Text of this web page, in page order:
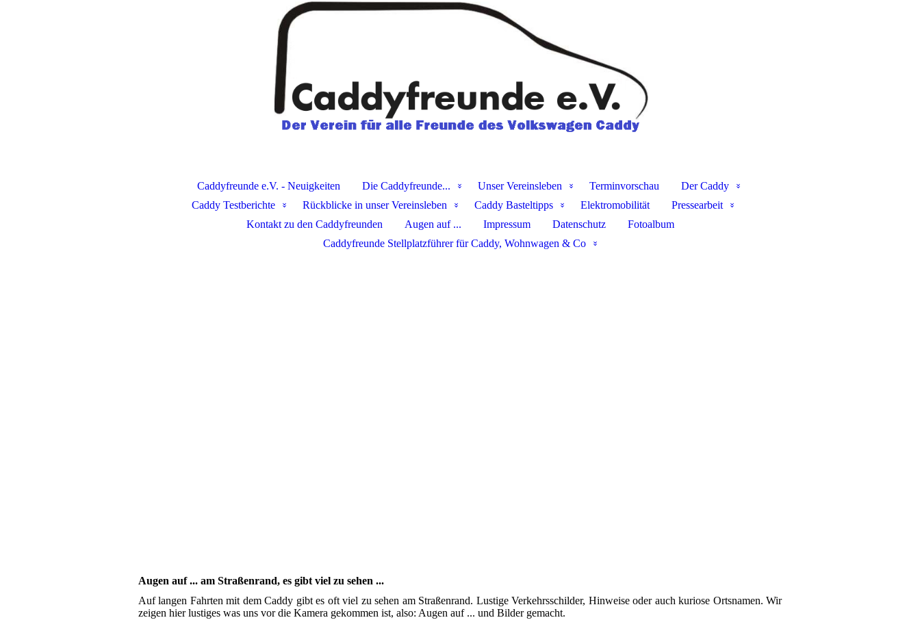
Caddyfreunde e.V. - Neuigkeiten Die Caddyfreunde... Unser Vereinsleben Terminvorschau
Der Caddy
Caddy Testberichte
Rückblicke in unser Vereinsleben Caddy Basteltipps Elektromobilität
Pressearbeit
Kontakt zu den Caddyfreunden
Augen auf ... Impressum Datenschutz
Fotoalbum
Caddyfreunde Stellplatzführer für Caddy, Wohnwagen & Co
Augen auf ... am Straßenrand, es gibt viel zu sehen ...
Auf langen Fahrten mit dem Caddy gibt es oft viel zu sehen am Straßenrand. Lustige Verkehrsschilder, Hinweise oder auch kuriose Ortsnamen. Wir
zeigen hier lustiges was uns vor die Kamera gekommen ist, also: Augen auf ... und Bilder gemacht.